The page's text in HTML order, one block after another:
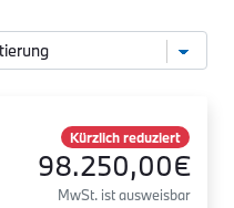
Kürzlich reduziert
98.250,00€
MwSt. ist ausweisbar